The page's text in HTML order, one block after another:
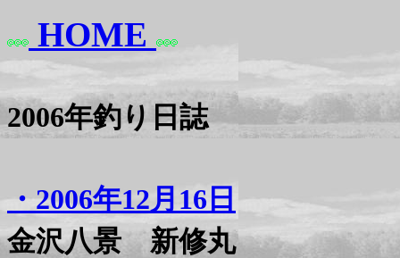
HOME
2006年釣り日誌
・2006年12月16日
金沢八景 新修丸